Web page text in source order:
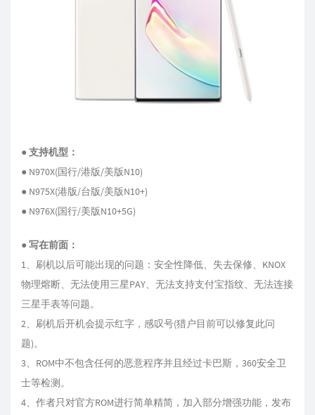
● 支持机型：
● N970X(国行/港版/美版N10)
● N975X(港版/台版/美版N10+)
● N976X(国行/美版N10+5G)
● 写在前面：
1、刷机以后可能出现的问题：安全性降低、失去保修、KNOX
物理熔断、无法使用三星PAY、无法支持支付宝指纹、无法连接
三星手表等问题。
2、刷机后开机会提示红字，感叹号(猎户目前可以修复此问
题)。
3、ROM中不包含任何的恶意程序并且经过卡巴斯，360安全卫
士等检测。
4、作者只对官方ROM进行简单精简，加入部分增强功能，发布